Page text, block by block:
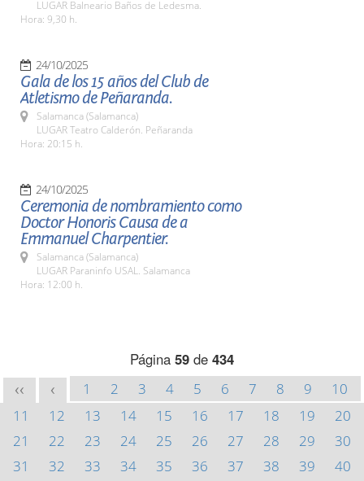
LUGAR Balneario Baños de Ledesma.
Hora: 9,30 h.
24/10/2025
Gala de los 15 años del Club de
Atletismo de Peñaranda.
Salamanca (Salamanca)
LUGAR Teatro Calderón. Peñaranda
Hora: 20:15 h.
24/10/2025
Ceremonia de nombramiento como
Doctor Honoris Causa de a
Emmanuel Charpentier.
Salamanca (Salamanca)
LUGAR Paraninfo USAL. Salamanca
Hora: 12:00 h.
Página 59 de 434
<< < 1 2 3 4 5 6 7 8 9
10
11
12 13 14 15 16 17 18 19
20
21
22 23 24 25 26 27 28 29
30
31
32 33 34 35 36 37 38 39
40